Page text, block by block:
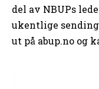
del av NBUPs
ukentlige
ut på abup.no og